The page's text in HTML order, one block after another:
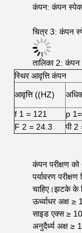
कंपन: कंपन
चित्र 3: कंपन
तालिका 2: कंपन
स्थिर आवृत्ति कंपन
आवृत्ति ((HZ)
f 1 = 121
p
F 2 = 24.3 पी 2
कंपन परीक्षण
पर्यावरण
चाहिए।झटके के
ऊर्ध्वाधर अक्ष ≥
साइड एक्स ≥
अनुदैर्ध्य अक्ष ≥